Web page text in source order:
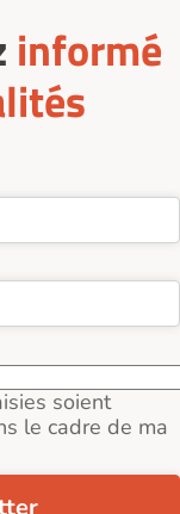
informé
soient
le cadre de ma